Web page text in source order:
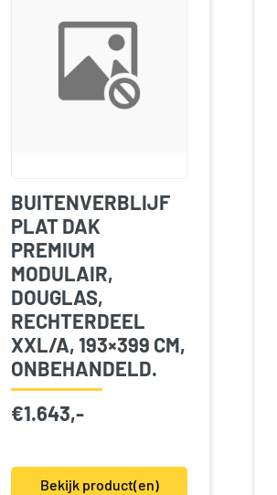
BUITENVERBLIJF
PLAT DAK
PREMIUM
MODULAIR,
DOUGLAS,
RECHTERDEEL
XXL/A, 193×399 CM,
ONBEHANDELD.
€1.643,-
Bekijk product(en)